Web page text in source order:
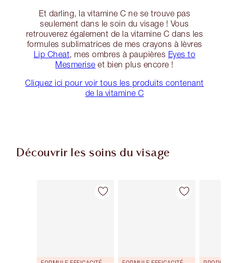
Et darling, la vitamine C ne se trouve pas
seulement dans le soin du visage ! Vous
retrouverez également de la vitamine C dans les
formules sublimatrices de mes crayons à lèvres
Lip Cheat, mes ombres à paupières Eyes to
Mesmerise et bien plus encore !
Cliquez ici pour voir tous les produits contenant
de la vitamine C
Découvrir les soins du visage
Article 1 sur 114 Article 2 sur 114